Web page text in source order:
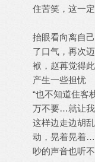
住苦笑，这一
抬眼看向离自
了口气，再次
袱，赵苒觉得
产生一些担忧
“也不知道住客
万不要…就让
这样边走边胡
动，晃着晃着
吵的声音也听